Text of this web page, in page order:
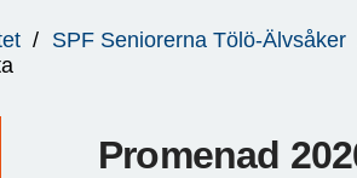
SPF Seniorerna Tölö-Älvsåker
Promenad